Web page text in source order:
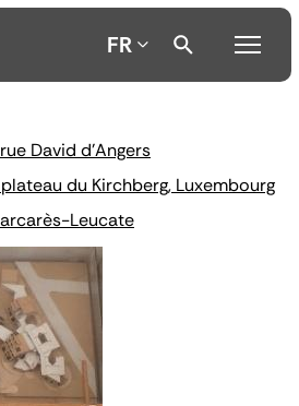
FR
David d'Angers
du Kirchberg, Luxembourg
Leucate